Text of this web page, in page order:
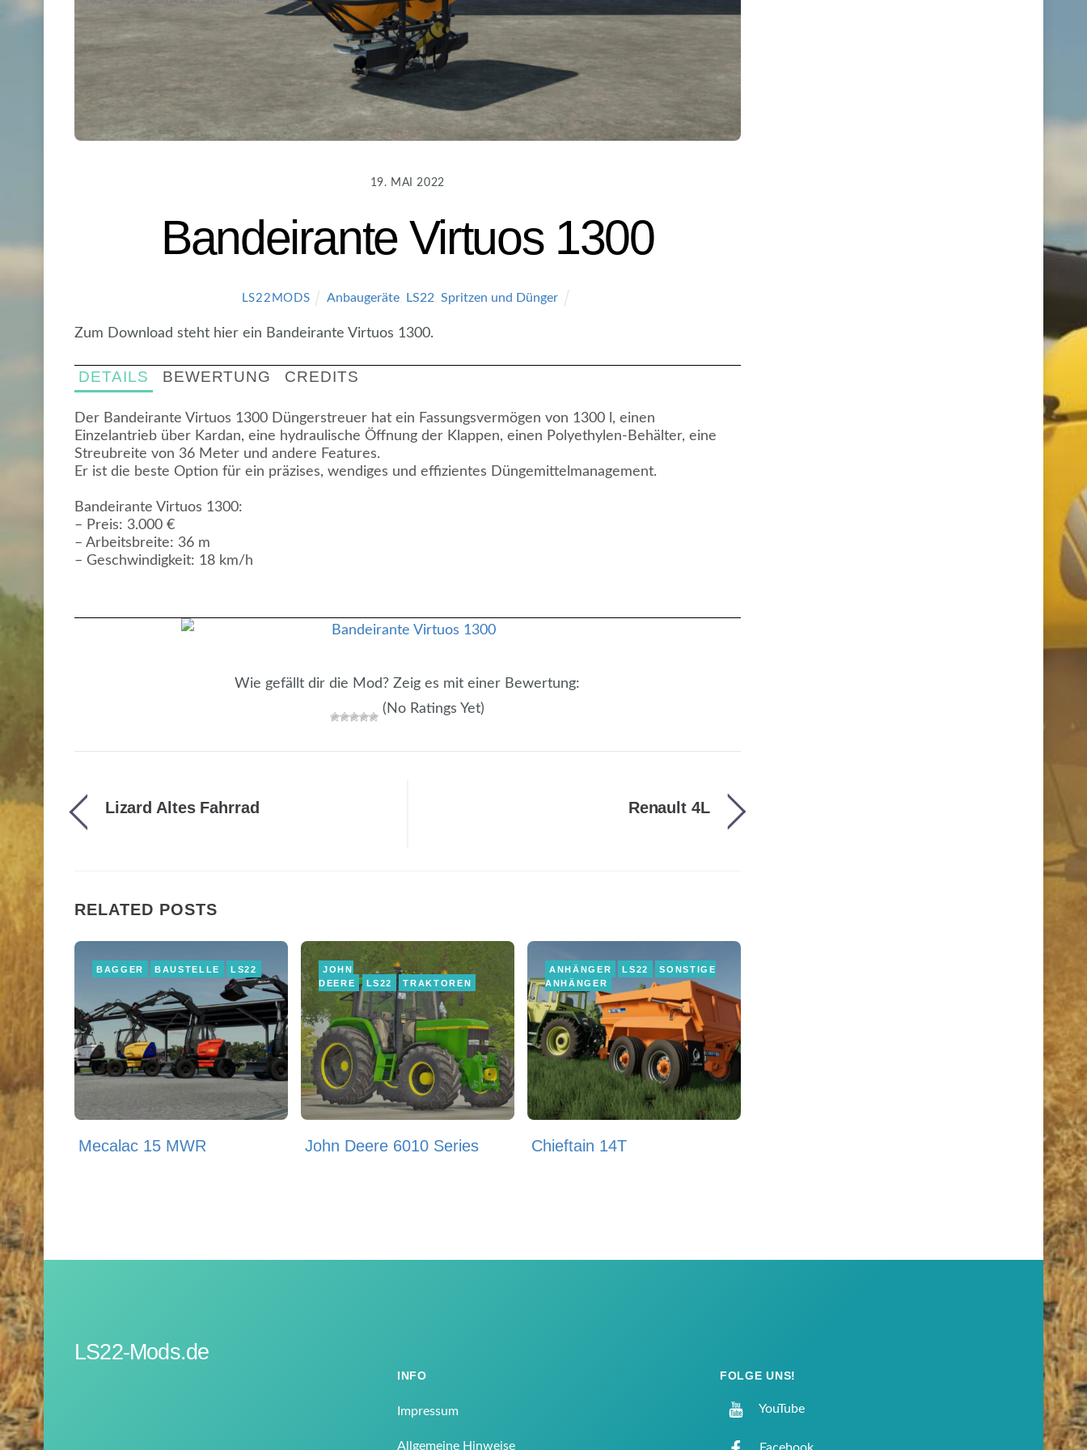
19. MAI 2022
Bandeirante Virtuos 1300
LS22MODS Anbaugeräte, LS22 Spritzen und Dünger
Zum Download steht hier ein Bandeirante Virtuos 1300.
DETAILS BEWERTUNG CREDITS
Der Bandeirante Virtuos 1300 Düngerstreuer hat ein Fassungsvermögen von 1300 l, einen
Einzelantrieb über Kardan, eine hydraulische Öffnung der Klappen, einen Polyethylen-Behälter, eine
Streubreite von 36 Meter und andere Features.
Er ist die beste Option für ein präzises, wendiges und effizientes Düngemittelmanagement.
Bandeirante Virtuos 1300:
– Preis: 3.000 €
– Arbeitsbreite: 36 m
– Geschwindigkeit: 18 km/h
Wie gefällt dir die Mod? Zeig es mit einer Bewertung:
(No Ratings Yet)
Lizard Altes Fahrrad Renault 4L
RELATED POSTS
BAGGER BAUSTELLE LS22
Mecalac 15 MWR
JOHN
DEERE
LS22 TRAKTOREN
John Deere 6010 Series
ANHÄNGER LS22
SONSTIGE
ANHÄNGER
Chieftain 14T
LS22-Mods.de
INFO
Impressum
Allgemeine Hinweise
FOLGE UNS!
YouTube